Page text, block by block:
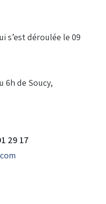
s’est déroulée le 09
6h de Soucy,
29 17